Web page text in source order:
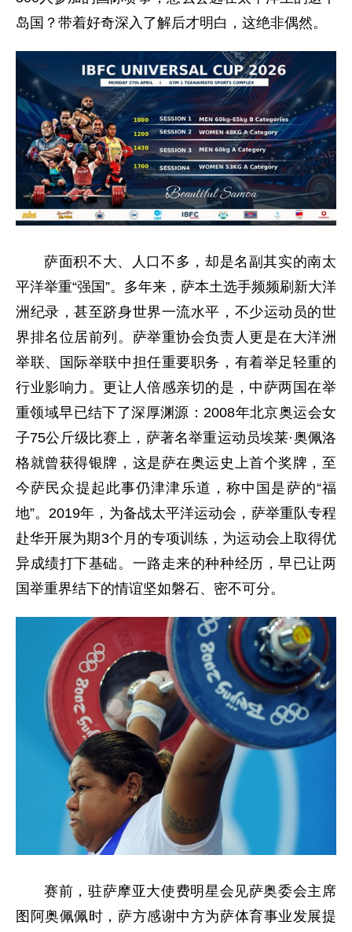
岛国？带着好奇深入了解后才明白，这绝非偶然。
萨面积不大、人口不多，却是名副其实的南太
平洋举重“强国”。多年来，萨本土选手频频刷新大洋
洲纪录，甚至跻身世界一流水平，不少运动员的世
界排名位居前列。萨举重协会负责人更是在大洋洲
举联、国际举联中担任重要职务，有着举足轻重的
行业影响力。更让人倍感亲切的是，中萨两国在举
重领域早已结下了深厚渊源：2008年北京奥运会女
子75公斤级比赛上，萨著名举重运动员埃莱·奥佩洛
格就曾获得银牌，这是萨在奥运史上首个奖牌，至
今萨民众提起此事仍津津乐道，称中国是萨的“福
地”。2019年，为备战太平洋运动会，萨举重队专程
赴华开展为期3个月的专项训练，为运动会上取得优
异成绩打下基础。一路走来的种种经历，早已让两
国举重界结下的情谊坚如磐石、密不可分。
赛前，驻萨摩亚大使费明星会见萨奥委会主席
图阿奥佩佩时，萨方感谢中方为萨体育事业发展提